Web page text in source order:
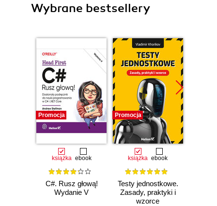
Wybrane bestsellery
Promocja
książka ebook
C#. Rusz głową!
Wydanie V
Promocja
książka ebook
Testy jednostkowe.
Zasady, praktyki i
wzorce